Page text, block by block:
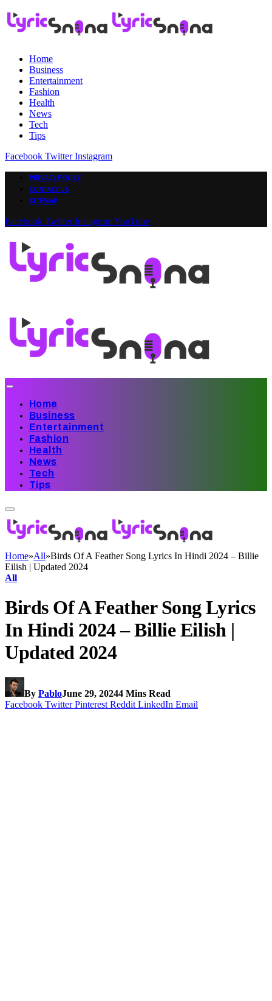
Home
Business
Entertainment
Fashion
Health
News
Tech
Tips
Facebook Twitter Instagram
PRIVACY POLICY
CONTACT US
SITEMAP
Facebook Twitter InstagramYouTube
Home
Business
Entertainment
Fashion
Health
News
Tech
Tips
Home»All»Birds Of A Feather Song Lyrics In Hindi 2024 – Billie
Eilish | Updated 2024
All
Birds Of A Feather Song Lyrics
In Hindi 2024 – Billie Eilish |
Updated 2024
By PabloJune 29, 20244 Mins Read
Facebook Twitter Pinterest Reddit LinkedIn Email